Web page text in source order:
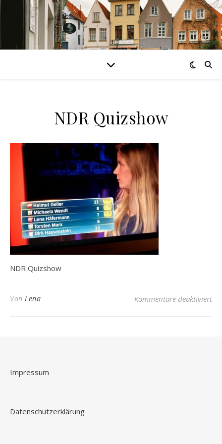
NDR Quizshow
NDR Quizshow
Von Lena Kommentare deaktiviertfür
Impressum
Datenschutzerklärung